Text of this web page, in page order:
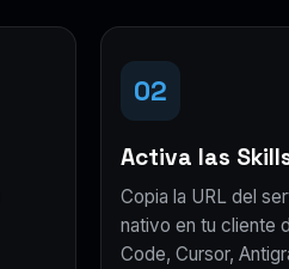
02
Activa las
Copia la URL del
nativo en tu cliente
Code, Cursor,